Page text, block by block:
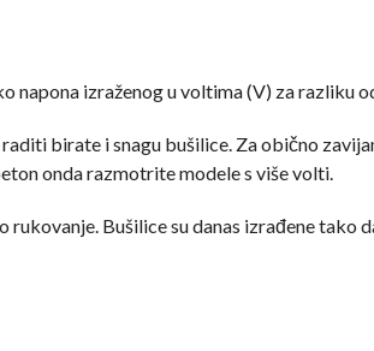
napona izraženog u voltima (V) za razliku
birate i snagu bušilice. Za obično
onda razmotrite modele s više volti.
rukovanje. Bušilice su danas izrađene tako